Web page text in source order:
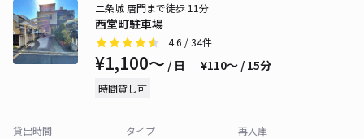
西堂町駐車場
二条城 唐門まで徒歩 11分
4.6 / 34件
¥1,100〜 / 日 ¥110〜 / 15分
時間貸し可
貸出時間
タイプ
再入庫